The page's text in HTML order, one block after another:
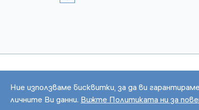
Ние използваме бисквитки, за да ви
личните Ви данни. Вижте Политиката ни за